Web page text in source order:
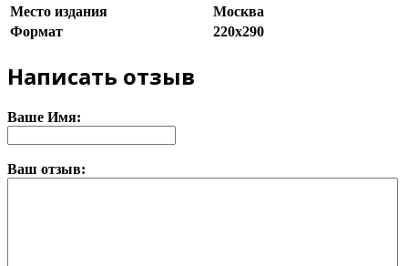
Место издания
Москва
Формат
220х290
Написать отзыв
Ваше Имя:
Ваш отзыв: